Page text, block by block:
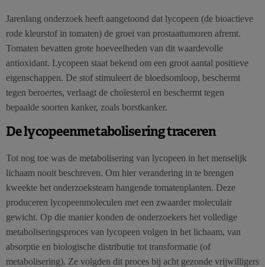
Jarenlang onderzoek heeft aangetoond dat lycopeen (de bioactieve
rode kleurstof in tomaten) de groei van prostaattumoren afremt.
Tomaten bevatten grote hoeveelheden van dit waardevolle
antioxidant. Lycopeen staat bekend om een groot aantal positieve
eigenschappen. De stof stimuleert de bloedsomloop, beschermt
tegen beroertes, verlaagt de cholesterol en beschermt tegen
bepaalde soorten kanker, zoals borstkanker.
De lycopeenmetabolisering traceren
Tot nog toe was de metabolisering van lycopeen in het menselijk
lichaam nooit beschreven. Om hier verandering in te brengen
kweekte het onderzoeksteam hangende tomatenplanten. Deze
produceren lycopeenmoleculen met een zwaarder moleculair
gewicht. Op die manier konden de onderzoekers het volledige
metaboliseringsproces van lycopeen volgen in het lichaam, van
absorptie en biologische distributie tot transformatie (of
metabolisering). Ze volgden dit proces bij acht gezonde vrijwilligers